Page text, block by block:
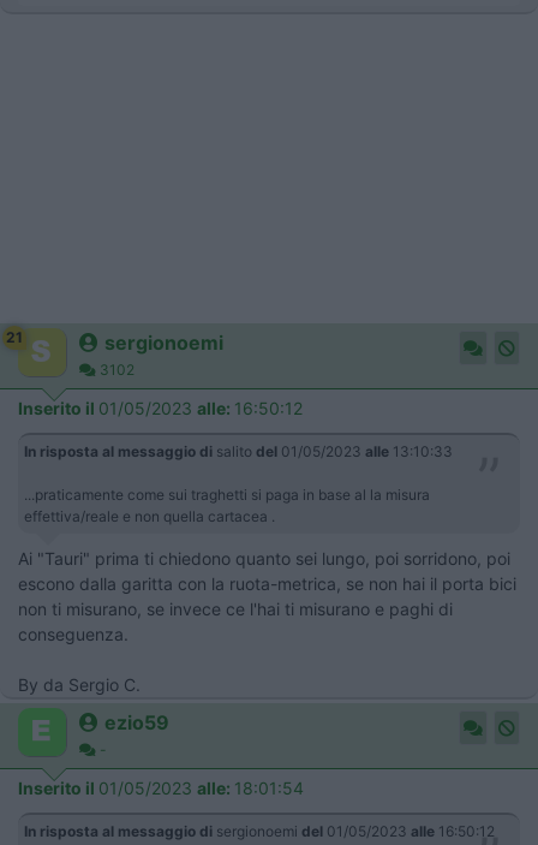
21 sergionoemi
3102
Inserito il 01/05/2023 alle: 16:50:12
In risposta al messaggio di salito del 01/05/2023 alle 13:10:33
...praticamente come sui traghetti si paga in base al la misura
effettiva/reale e non quella cartacea .
Ai "Tauri" prima ti chiedono quanto sei lungo, poi sorridono, poi
escono dalla garitta con la ruota-metrica, se non hai il porta bici
non ti misurano, se invece ce l'hai ti misurano e paghi di
conseguenza.
By da Sergio C.
ezio59
-
Inserito il 01/05/2023 alle: 18:01:54
In risposta al messaggio di sergionoemi del 01/05/2023 alle 16:50:12